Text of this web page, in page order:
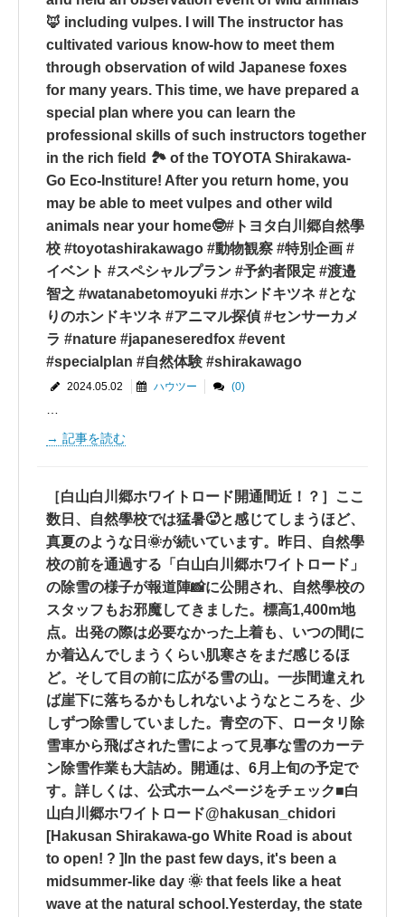
🦊 including vulpes. I will The instructor has
cultivated various know-how to meet them
through observation of wild Japanese foxes
for many years. This time, we have prepared a
special plan where you can learn the
professional skills of such instructors together
in the rich field 🏞 of the TOYOTA Shirakawa-
Go Eco-Institure! After you return home, you
may be able to meet vulpes and other wild
animals near your home🤓#トヨタ白川郷自然學
校 #toyotashirakawago #動物観察 #特別企画 #
イベント #スペシャルプラン #予約者限定 #渡邉
智之 #watanabetomoyuki #ホンドキツネ #とな
りのホンドキツネ #アニマル探偵 #センサーカメ
ラ #nature #japaneseredfox #event
#specialplan #自然体験 #shirakawago
2024.05.02 ハウツー (0)
記事を読む
［白山白川郷ホワイトロード開通間近！？］ここ
数日、自然學校では猛暑🥵と感じてしまうほど、
真夏のような日🌞が続いています。昨日、自然學
校の前を通過する「白山白川郷ホワイトロード」
の除雪の様子が報道陣📸に公開され、自然學校の
スタッフもお邪魔してきました。標高1,400m地
点。出発の際は必要なかった上着も、いつの間に
か着込んでしまうくらい肌寒さをまだ感じるほ
ど。そして目の前に広がる雪の山。一歩間違えれ
ば崖下に落ちるかもしれないようなところを、少
しずつ除雪していました。青空の下、ロータリ除
雪車から飛ばされた雪によって見事な雪のカーテ
ン除雪作業も大詰め。開通は、6月上旬の予定で
す。詳しくは、公式ホームページをチェック■白
山白川郷ホワイトロード@hakusan_chidori
[Hakusan Shirakawa-go White Road is about
to open! ? ]In the past few days, it's been a
midsummer-like day 🌞 that feels like a heat
wave at the natural school.Yesterday, the state